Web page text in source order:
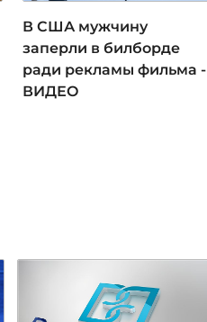
В США мужчину
заперли в билборде
ради рекламы фильма -
ВИДЕО